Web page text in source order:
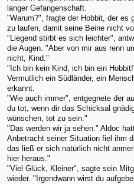
langer Gefangenschaft.
"Warum?", fragte der Hobbit, der es
zu laufen, damit seine Beine nicht
"Liegend stirbt es sich leichter",
die Augen. "Aber von mir aus renn
nicht, Kind."
"Ich bin kein Kind, ich bin ein
Vermutlich ein Südländer, ein
erkannt.
"Wie auch immer", entgegnete der
du tot, wenn dir das Schicksal
wünschen, tot zu sein."
"Das werden wir ja sehen." Aldoc
Anbetracht seiner Situation fiel ihm
das ließ er sich natürlich nicht
hier heraus."
"Viel Glück, Kleiner", sagte sein
wieder. "Irgendwann wirst du